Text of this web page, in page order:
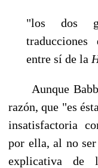
"los dos
entre sí de la
Aunque
razón, que "es
insatisfactoria
por ella, al no
explicativa de